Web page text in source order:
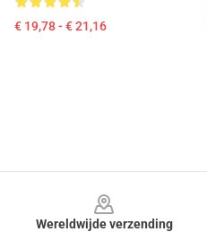
€ 19,78 - € 21,16
Wereldwijde verzending